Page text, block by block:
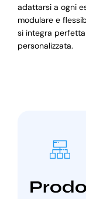
adattarsi a ogni
modulare e
si integra
personalizzata.